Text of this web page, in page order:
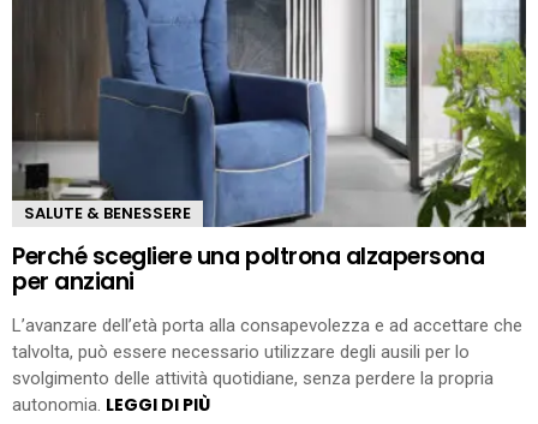
SALUTE & BENESSERE
Perché scegliere una poltrona alzapersona
per anziani
L’avanzare dell’età porta alla consapevolezza e ad accettare che
talvolta, può essere necessario utilizzare degli ausili per lo
svolgimento delle attività quotidiane, senza perdere la propria
autonomia. LEGGI DI PIÙ